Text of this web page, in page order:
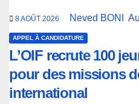
8 AOÛT 2026 Neved BONI
APPEL À CANDIDATURE
L’OIF recrute 100
pour des missions
international